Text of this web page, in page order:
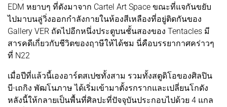
EDM หยาบๆ ที่ดังมาจาก Cartel Art Space ขณะที่แจกันขยับ
ไปมาบนลู่วิ่งออกกำลังกายในห้องสีเหลืองที่อยู่ติดกันของ
Gallery VER ถัดไปอีกหนึ่งประตูบนชั้นสองของ Tentacles มี
สารคดีเกี่ยวกับชีวิตของฤาษีให้ได้ชม นี่คือบรรยากาศคร่าวๆ
ที่ N22
เมื่อปีที่แล้วนี้เองอาร์ตสเปซทั้งสาม รวมทั้งสตูดิโอของศิลปิน
บี-เถกิง พัฒโนภาษ ได้เริ่มเข้ามาตั้งรกรากและเปลี่ยนโกดัง
หลังนี้ให้กลายเป็นพื้นที่ศิลปะที่ปัจจุบันประกอบไปด้วย 4 แกล